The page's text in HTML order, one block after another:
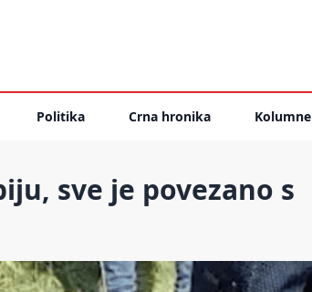
Politika Crna hronika Kolumne
sve je povezano s